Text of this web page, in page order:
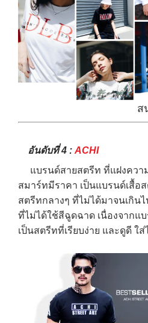
ส
อันดับที่ 4 : ACHI
แบรนด์สายสตรีท ที่แฝงความ
สมาร์ทมีราคา เป็นแบรนด์เสื้อ
สตรีทกลางๆ ที่ไม่ได้มาจนเกิน
ที่ไม่ได้ใช้สีฉูดฉาด เนื่องจากแ
เป็นสตรีทที่เรียบง่าย และดูดี ใ